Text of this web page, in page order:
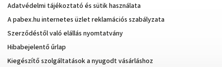
Adatvédelmi tájékoztató és sütik használata
A pabex.hu internetes üzlet reklamációs szabályzata
Szerződéstől való elállás nyomtatvány
Hibabejelentő űrlap
Kiegészítő szolgáltatások a nyugodt vásárláshoz